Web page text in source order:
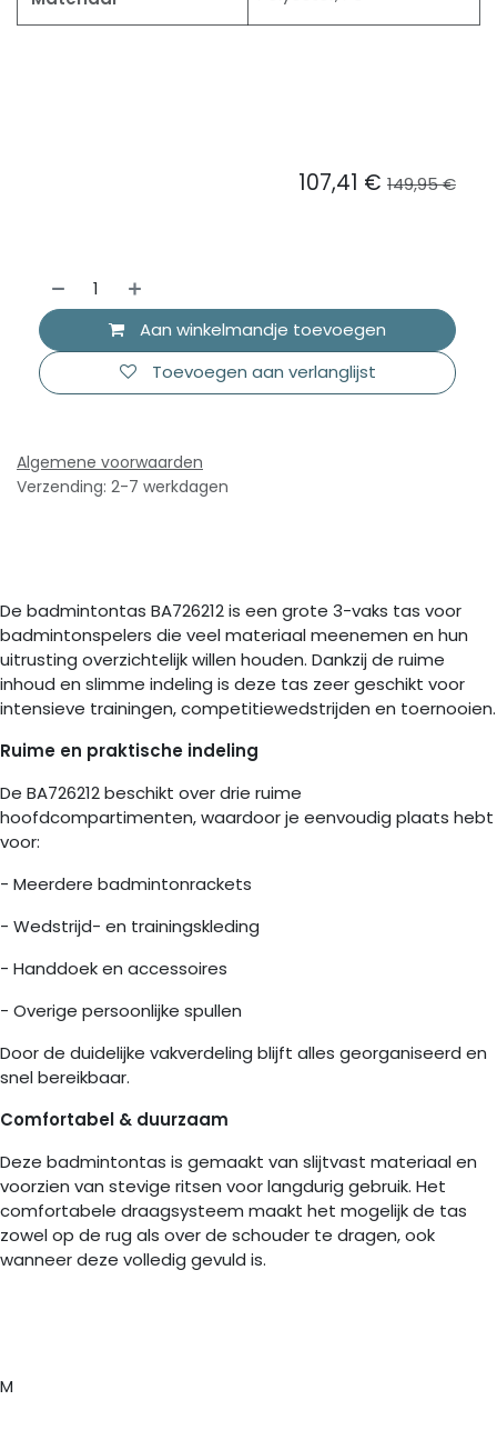
Aan winkelmandje toevoegen
Toevoegen aan verlanglijst
107,41 € 149,95€
Algemene voorwaarden
Verzending: 2-7 werkdagen
De badmintontas BA726212 is een grote 3-vaks tas voor
badmintonspelers die veel materiaal meenemen en hun
uitrusting overzichtelijk willen houden. Dankzij de ruime
inhoud en slimme indeling is deze tas zeer geschikt voor
intensieve trainingen, competitiewedstrijden en toernooien.
Ruime en praktische indeling
De BA726212 beschikt over drie ruime
hoofdcompartimenten, waardoor je eenvoudig plaats hebt
voor:
- Meerdere badmintonrackets
- Wedstrijd- en trainingskleding
- Handdoek en accessoires
- Overige persoonlijke spullen
Door de duidelijke vakverdeling blijft alles georganiseerd en
snel bereikbaar.
Comfortabel & duurzaam
Deze badmintontas is gemaakt van slijtvast materiaal en
voorzien van stevige ritsen voor langdurig gebruik. Het
comfortabele draagsysteem maakt het mogelijk de tas
zowel op de rug als over de schouder te dragen, ook
wanneer deze volledig gevuld is.
M